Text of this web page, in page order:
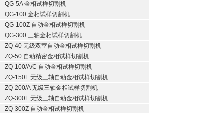
QG-5A 金相试样切割机
QG-100 金相试样切割机
QG-100Z 自动金相试样切割机
QG-300 三轴金相试样切割机
ZQ-40 无级双室自动金相试样切割机
ZQ-50 自动精密金相试样切割机
ZQ-100/A/C 自动金相试样切割机
ZQ-150F 无级三轴自动金相试样切割机
ZQ-200/A 无级三轴金相试样切割机
ZQ-300F 无级三轴自动金相试样切割机
ZQ-300Z 自动金相试样切割机